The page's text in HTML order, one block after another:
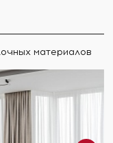
материалов